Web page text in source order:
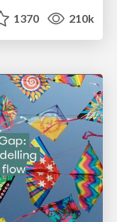
1370 210k